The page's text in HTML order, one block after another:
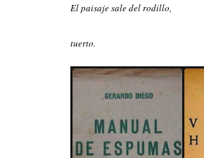
El paisaje sale del rodillo,
tuerto.